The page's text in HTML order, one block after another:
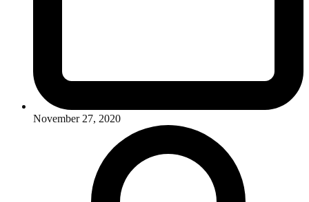
November 27, 2020